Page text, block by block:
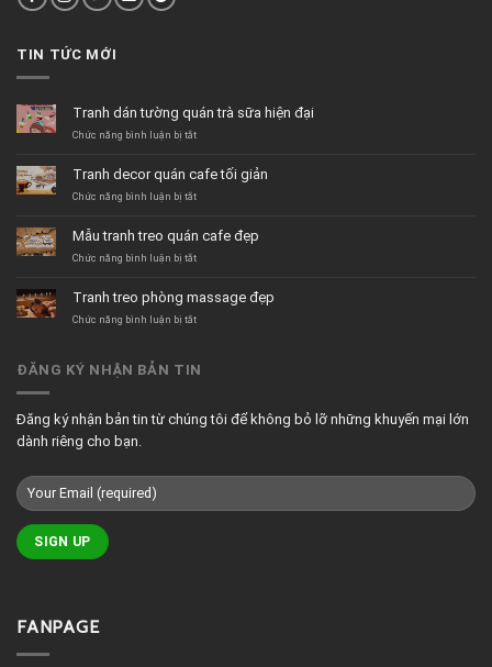
TIN TỨC MỚI
Tranh dán tường quán trà sữa hiện đại
Chức năng bình luận bị tắtở
tường
quán
hiện
đại
Tranh decor quán cafe tối giản
Chức năng bình luận bị tắtở
quán
cafe
Mẫu tranh treo quán cafe đẹp
Chức năng bình luận bị tắtở
treo
quán
Tranh treo phòng massage đẹp
Chức năng bình luận bị tắtở
phòng
ĐĂNG KÝ NHẬN BẢN TIN
Đăng ký nhận bản tin từ chúng tôi để không bỏ lỡ những khuyến mại lớn
dành riêng cho bạn.
FANPAGE